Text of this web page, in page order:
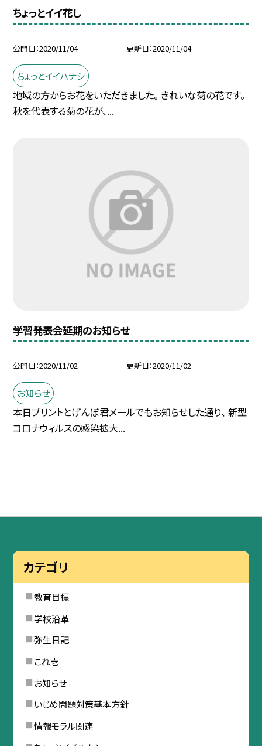
ちょっとイイ花し
公開日 2020/11/04 更新日 2020/11/04
ちょっとイイハナシ
地域の方からお花をいただきました。 きれいな菊の花です。
秋を代表する菊の花が、...
学習発表会延期のお知らせ
公開日 2020/11/02 更新日 2020/11/02
お知らせ
本日プリントとげんぽ君メールでもお知らせした通り、 新型
コロナウィルスの感染拡大...
カテゴリ
教育目標
学校沿革
弥生日記
これ壱
お知らせ
いじめ問題対策基本方針
情報モラル関連